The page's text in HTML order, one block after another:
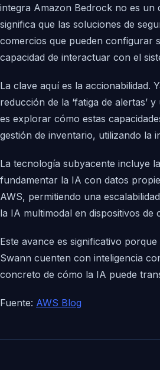
integra Amazon Bedrock no es un
significa que las soluciones de
comercios que pueden configurar
capacidad de interactuar con el
La clave aquí es la accionabilidad.
reducción de la ‘fatiga de
es explorar cómo estas
gestión de inventario, utilizando la
La tecnología subyacente incluye
fundamentar la IA con datos
AWS, permitiendo una
la IA multimodal en dispositivos
Este avance es significativo porque
Swann cuenten con inteligencia
concreto de cómo la IA puede
Fuente: AWS Blog